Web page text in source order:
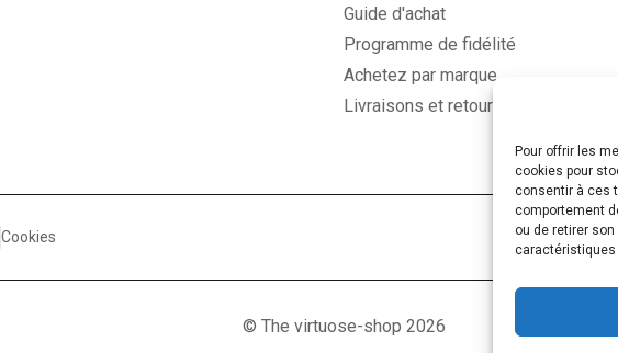
Pour offrir les
cookies pour
consentir à ces
comportement
ou de retirer
Guide d'achat
Programme de fidélité
Achetez par marque
Livraisons et retours
Cookies
© The virtuose-shop 2026